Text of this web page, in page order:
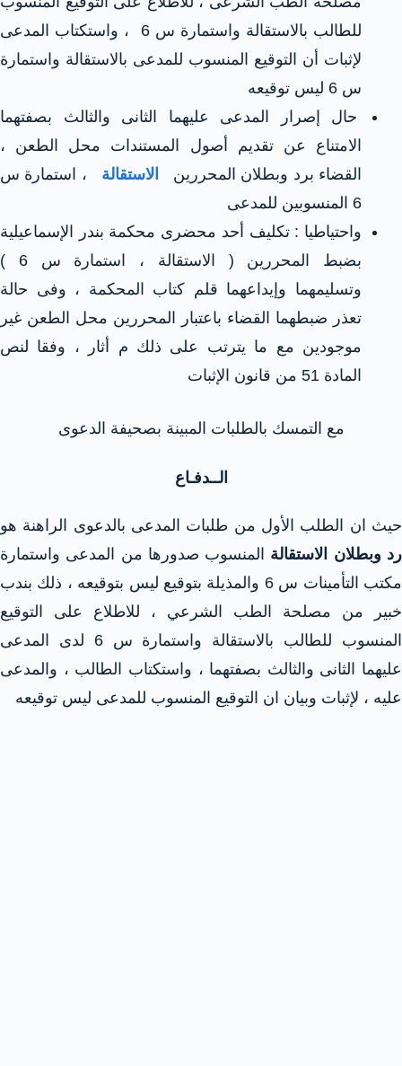
للطالب بالاستقالة واستمارة س 6 ، واستكتاب المدعى
لإثبات أن التوقيع المنسوب للمدعى بالاستقالة واستمارة
س 6 ليس توقيعه
حال إصرار المدعى عليهما الثانى والثالث بصفتهما
الامتناع عن تقديم أصول المستندات محل الطعن ،
القضاء برد وبطلان المحررين
الاستقالة
، استمارة س
6 المنسوبين للمدعى
واحتياطيا : تكليف أحد محضرى محكمة بندر الإسماعيلية
بضبط المحررين ( الاستقالة ، استمارة س 6 )
وتسليمهما وإيداعهما قلم كتاب المحكمة ، وفى حالة
تعذر ضبطهما القضاء باعتبار المحررين محل الطعن غير
موجودين مع ما يترتب على ذلك م أثار ، وفقا لنص
المادة 51 من قانون الإثبات
مع التمسك بالطلبات المبينة بصحيفة الدعوى
الــدفـاع
حيث ان الطلب الأول من طلبات المدعى بالدعوى الراهنة هو
رد وبطلان
الاستقالة المنسوب صدورها من المدعى واستمارة
مكتب التأمينات س 6 والمذيلة بتوقيع ليس بتوقيعه ، ذلك بندب
خبير من مصلحة الطب الشرعي ، للاطلاع على التوقيع
المنسوب للطالب بالاستقالة واستمارة س 6 لدى المدعى
عليهما الثانى والثالث بصفتهما ، واستكتاب الطالب ، والمدعى
عليه ، لإثبات وبيان ان التوقيع المنسوب للمدعى ليس توقيعه